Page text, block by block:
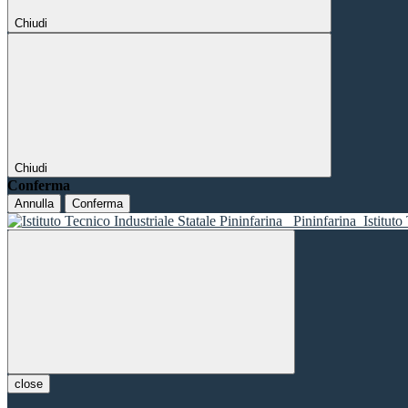
Chiudi
Chiudi
Conferma
Annulla Conferma
Pininfarina Istituto
close